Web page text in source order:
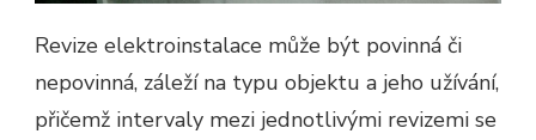
Revize elektroinstalace může být povinná či
nepovinná, záleží na typu objektu a jeho užívání,
přičemž intervaly mezi jednotlivými revizemi se